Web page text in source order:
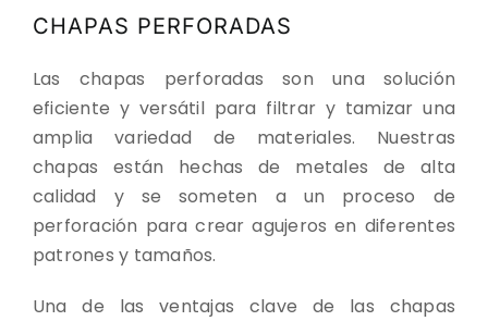
CHAPAS PERFORADAS
Las chapas perforadas son una solución
eficiente y versátil para filtrar y tamizar una
amplia variedad de materiales. Nuestras
chapas están hechas de metales de alta
calidad y se someten a un proceso de
perforación para crear agujeros en diferentes
patrones y tamaños.
Una de las ventajas clave de las chapas